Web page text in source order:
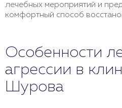
лечебных мероприятий и
комфортный способ
Особенности
агрессии в
Шурова